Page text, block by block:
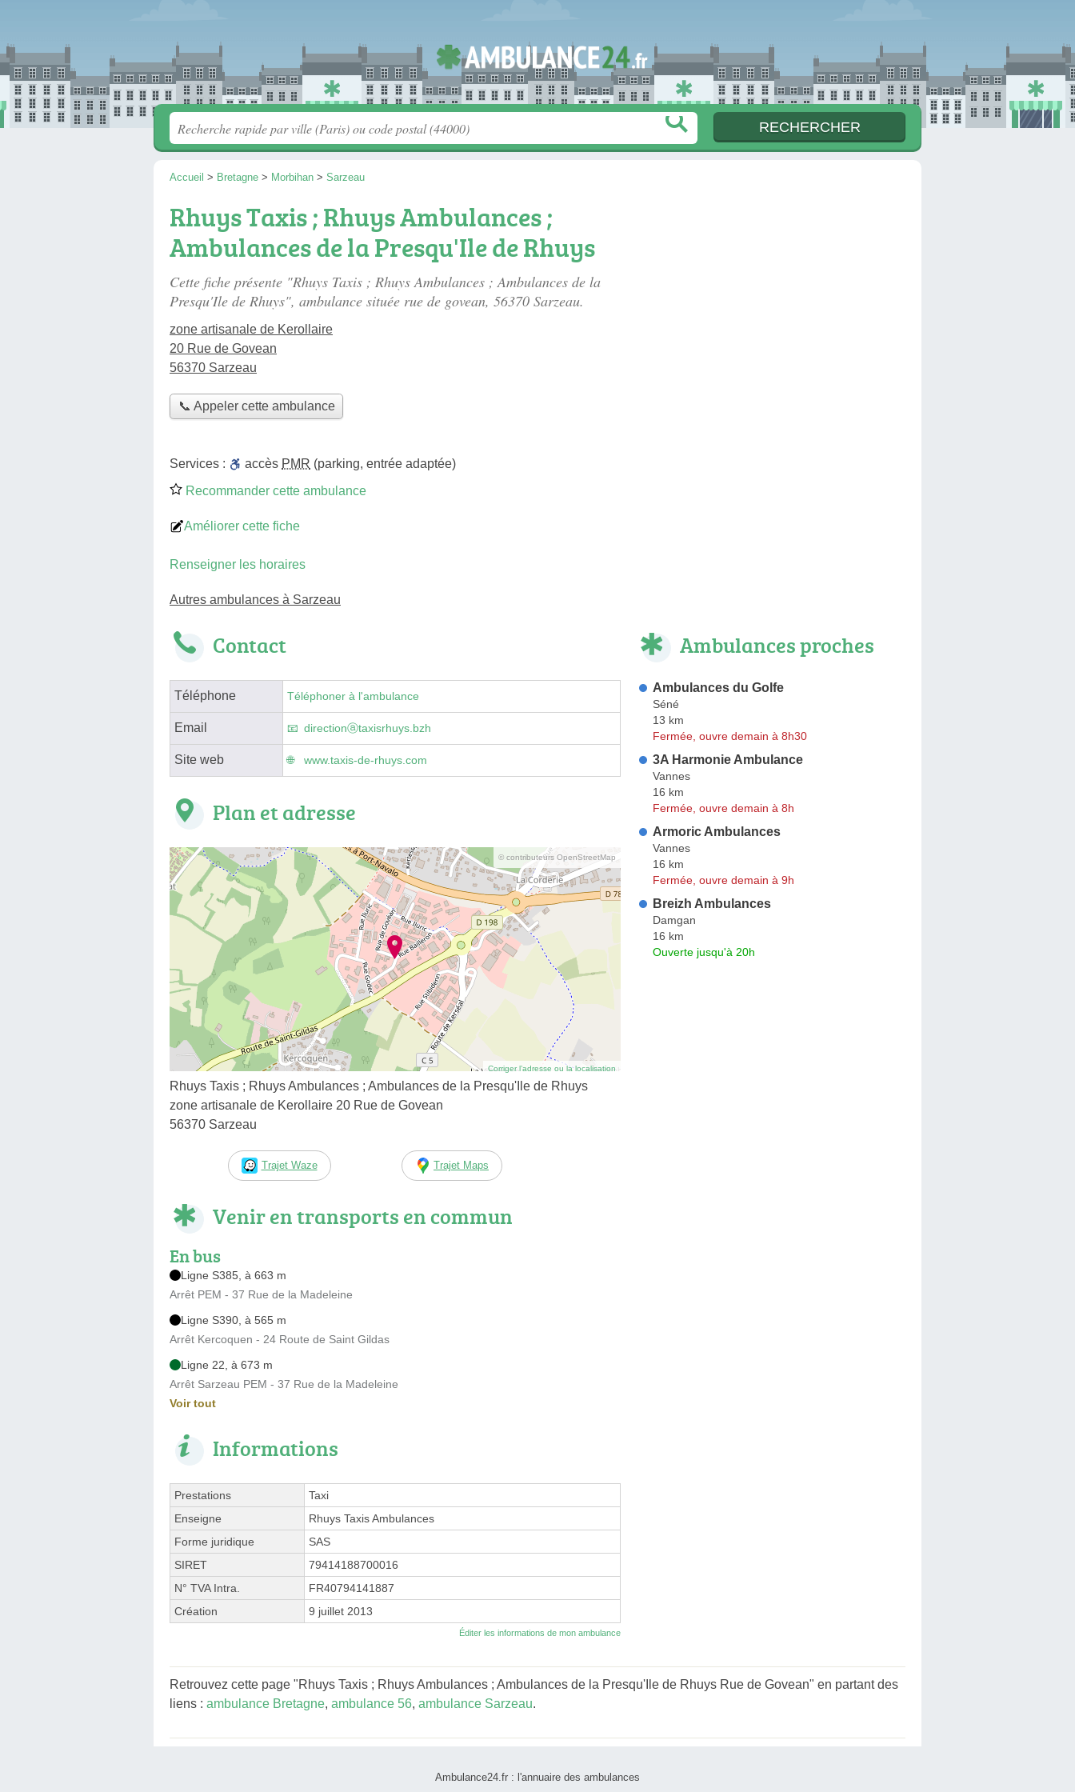
Accueil > Bretagne > Morbihan > Sarzeau
Rhuys Taxis ; Rhuys Ambulances ;
Ambulances de la Presqu'Ile de Rhuys
Cette fiche présente "Rhuys Taxis ; Rhuys Ambulances ; Ambulances de la
Presqu'Ile de Rhuys", ambulance située rue de govean, 56370 Sarzeau.
zone artisanale de Kerollaire
20 Rue de Govean
56370 Sarzeau
📞 Appeler cette ambulance
Services : accès PMR (parking, entrée adaptée)
Recommander cette ambulance
Améliorer cette fiche
Renseigner les horaires
Autres ambulances à Sarzeau
Contact
Téléphone Téléphoner à l'ambulance
Email directionⓐtaxisrhuys.bzh
Site web www.taxis-de-rhuys.com
Plan et adresse
© contributeurs OpenStreetMap
Corriger l’adresse ou la localisation
Rhuys Taxis ; Rhuys Ambulances ; Ambulances de la Presqu'Ile de Rhuys
zone artisanale de Kerollaire 20 Rue de Govean
56370 Sarzeau
Trajet Waze Trajet Maps
Venir en transports en commun
En bus
Ligne S385, à 663 m
Arrêt PEM - 37 Rue de la Madeleine
Ligne S390, à 565 m
Arrêt Kercoquen - 24 Route de Saint Gildas
Ligne 22, à 673 m
Arrêt Sarzeau PEM - 37 Rue de la Madeleine
Voir tout
Informations
Prestations
Taxi
Enseigne
Rhuys Taxis Ambulances
Forme juridique
SAS
SIRET
79414188700016
N° TVA Intra.
FR40794141887
Création
9 juillet 2013
Éditer les informations de mon ambulance
Ambulances proches
Ambulances du Golfe
Séné
13 km
Fermée, ouvre demain à 8h30
3A Harmonie Ambulance
Vannes
16 km
Fermée, ouvre demain à 8h
Armoric Ambulances
Vannes
16 km
Fermée, ouvre demain à 9h
Breizh Ambulances
Damgan
16 km
Ouverte jusqu'à 20h
Retrouvez cette page "Rhuys Taxis ; Rhuys Ambulances ; Ambulances de la Presqu'Ile de Rhuys Rue de Govean" en partant des
liens : ambulance Bretagne, ambulance 56, ambulance Sarzeau.
Ambulance24.fr : l'annuaire des ambulances